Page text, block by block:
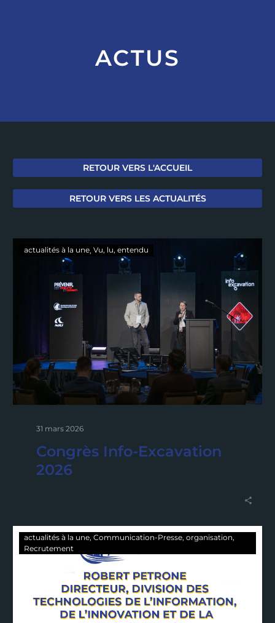
ACTUS
RETOUR VERS L'ACCUEIL
RETOUR VERS LES ACTUALITÉS
actualités à la une Vu, lu, entendu
31 mars 2026
Congrès Info-Excavation
2026
actualités à la une Communication-Presse organisation
Recrutement